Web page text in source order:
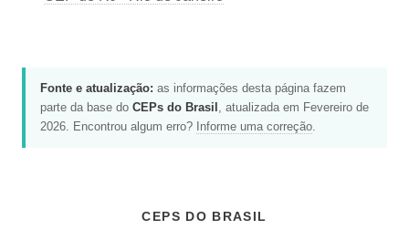
Fonte e atualização: as informações desta página fazem
parte da base do CEPs do Brasil , atualizada em Fevereiro de
2026. Encontrou algum erro? Informe uma correção.
CEPS DO BRASIL